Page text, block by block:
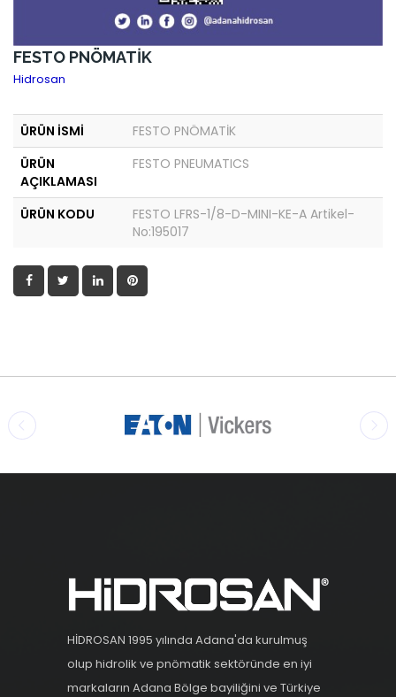
FESTO PNÖMATİK
Hidrosan
ÜRÜN İSMİ
FESTO PNÖMATİK
ÜRÜN
AÇIKLAMASI
FESTO PNEUMATICS
ÜRÜN KODU
FESTO LFRS-1/8-D-MINI-KE-A Artikel-
No:195017
HİDROSAN 1995 yılında Adana'da kurulmuş
olup hidrolik ve pnömatik sektöründe en iyi
markaların Adana Bölge bayiliğini ve Türkiye